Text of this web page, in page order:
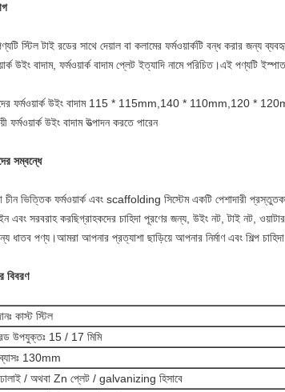
স্টিল টাই রডের সাথে দেয়াল বা কলামের ফর্মওয়ার্কটি বন্ধ করার জন্য
উইং বাদাম, ফর্মওয়ার্ক বাদাম প্লেট ইত্যাদি নামে পরিচিত।এই পণ্যটি
ফর্মওয়ার্ক উইং বাদাম 115 * 115mm,140 * 110mm,120 *
ফর্মওয়ার্ক উইং বাদাম উত্পাদন করতে পারেন
সম্বন্ধে
চীন ভিত্তিক ফর্মওয়ার্ক এবং scaffolding সিস্টেম একটি পেশাদারী
এবং সরবরাহ করছিগ্রাহকদের চাহিদা পূরণের জন্য, উইং নট, টাই নট,
ধাতব পণ্য।আমরা আপনার প্রত্যাশা ছাড়িয়ে আপনার নির্মাণ এবং শিল্প
বিবরণ
কাস্ট স্টিল
উপযুক্তঃ 15 / 17 মিমি
130mm
ঢালাই / অথবা Zn প্লেট / galvanizing হিসাবে